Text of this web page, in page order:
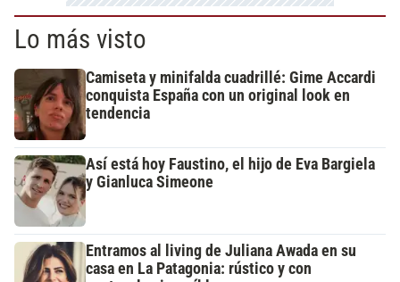
Lo más visto
Camiseta y minifalda cuadrillé: Gime Accardi
conquista España con un original look en
tendencia
Así está hoy Faustino, el hijo de Eva Bargiela
y Gianluca Simeone
Entramos al living de Juliana Awada en su
casa en La Patagonia: rústico y con